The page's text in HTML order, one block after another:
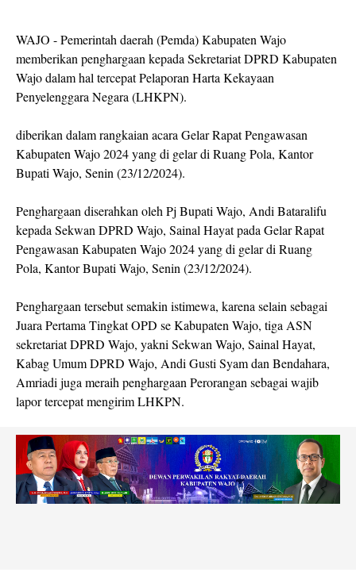
WAJO - Pemerintah daerah (Pemda) Kabupaten Wajo
memberikan penghargaan kepada Sekretariat DPRD Kabupaten
Wajo dalam hal tercepat Pelaporan Harta Kekayaan
Penyelenggara Negara (LHKPN).
diberikan dalam rangkaian acara Gelar Rapat Pengawasan
Kabupaten Wajo 2024 yang di gelar di Ruang Pola, Kantor
Bupati Wajo, Senin (23/12/2024).
Penghargaan diserahkan oleh Pj Bupati Wajo, Andi Bataralifu
kepada Sekwan DPRD Wajo, Sainal Hayat pada Gelar Rapat
Pengawasan Kabupaten Wajo 2024 yang di gelar di Ruang
Pola, Kantor Bupati Wajo, Senin (23/12/2024).
Penghargaan tersebut semakin istimewa, karena selain sebagai
Juara Pertama Tingkat OPD se Kabupaten Wajo, tiga ASN
sekretariat DPRD Wajo, yakni Sekwan Wajo, Sainal Hayat,
Kabag Umum DPRD Wajo, Andi Gusti Syam dan Bendahara,
Amriadi juga meraih penghargaan Perorangan sebagai wajib
lapor tercepat mengirim LHKPN.